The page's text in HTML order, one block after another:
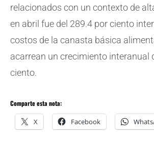
relacionados con un contexto de
en abril fue del 289.4 por ciento
costos de la canasta básica
acarrean un crecimiento interanual
ciento.
Comparte esta nota:
X Facebook